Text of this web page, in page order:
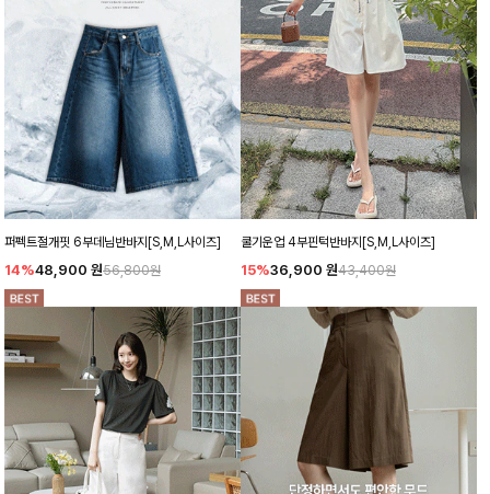
퍼펙트절개핏 6부데님반바지[S,M,L사이즈]
14%48,900 원56,800원
쿨기운업 4부핀턱반바지[S,M,L사이즈]
15%36,900 원43,400원